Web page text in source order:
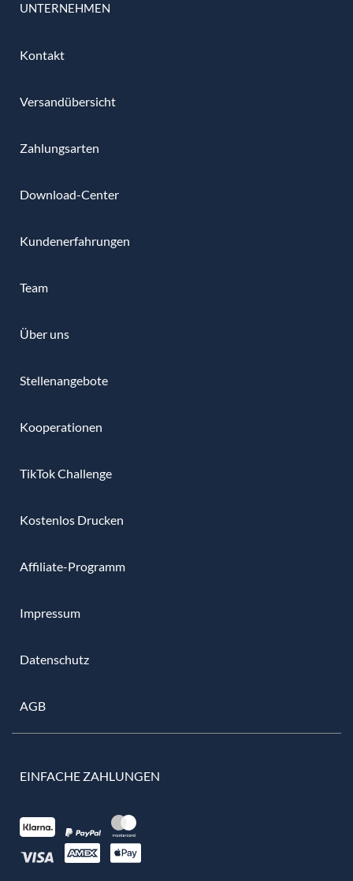
UNTERNEHMEN
Kontakt
Versandübersicht
Zahlungsarten
Download-Center
Kundenerfahrungen
Team
Über uns
Stellenangebote
Kooperationen
TikTok Challenge
Kostenlos Drucken
Affiliate-Programm
Impressum
Datenschutz
AGB
EINFACHE ZAHLUNGEN